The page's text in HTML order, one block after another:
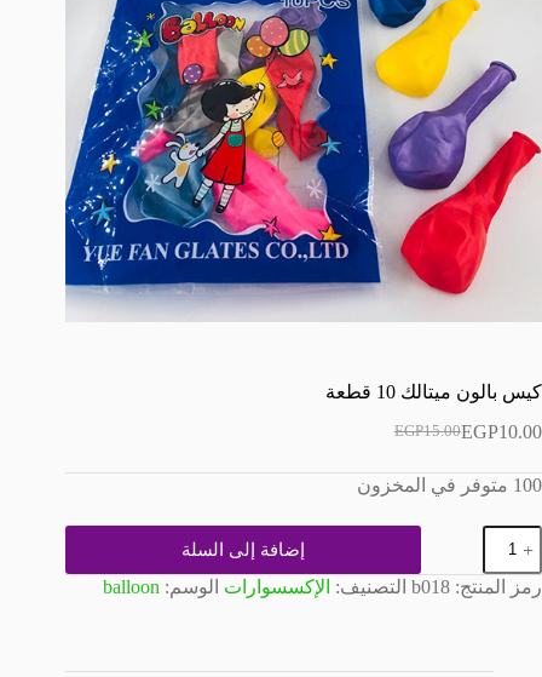
كيس بالون ميتالك 10 قطعة
EGP15.00
السعر
هو:
EGP10.00
السعر
هو:
100 متوفر في المخزون
كمية
كيس
بالون
ميتالك
إضافة إلى السلة
رمز المنتج: b018 التصنيف: الإكسسوارات الوسم: balloon